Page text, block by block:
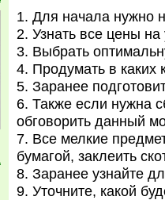
Для начала нужно
Узнать все цены на
Выбрать
Продумать в каких
Заранее
Также если нужна
обговорить данный
Все мелкие
бумагой, заклеить
Заранее узнайте
Уточните, какой